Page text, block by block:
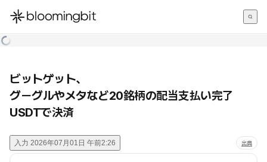
한국어
ビットゲット、
グーグルやメタなど20銘柄の配当支払い完了
USDTで決済
入力 2026年07月01日 午前2:26 出典